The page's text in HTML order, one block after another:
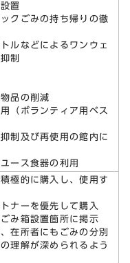
置
クごみの持ち帰りの徹
ルなどによるワンウェ
制
品の削減
（ボランティア用ベス
制及び再使用の館内に
ース食器の利用
極的に購入し、使用す
ナーを優先して購入
み箱設置箇所に掲示
在所者にもごみの分別
理解が深められるよう